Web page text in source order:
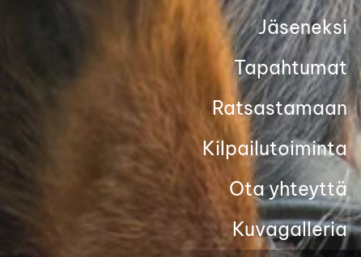
Jäseneksi
Tapahtumat
Ratsastamaan
Kilpailutoiminta
Ota yhteyttä
Kuvagalleria